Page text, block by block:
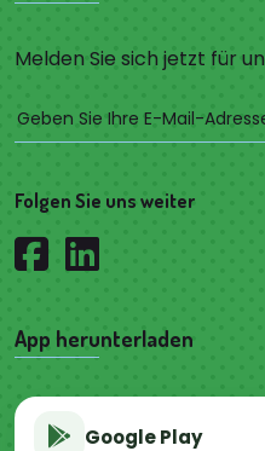
Melden Sie sich jetzt für
Folgen Sie uns weiter
App herunterladen
Google Play